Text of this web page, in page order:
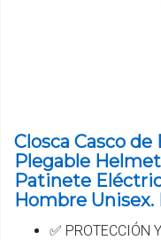
Closca Casco
Plegable
Patinete
Hombre Unisex.
✅ PROTECCIÓN